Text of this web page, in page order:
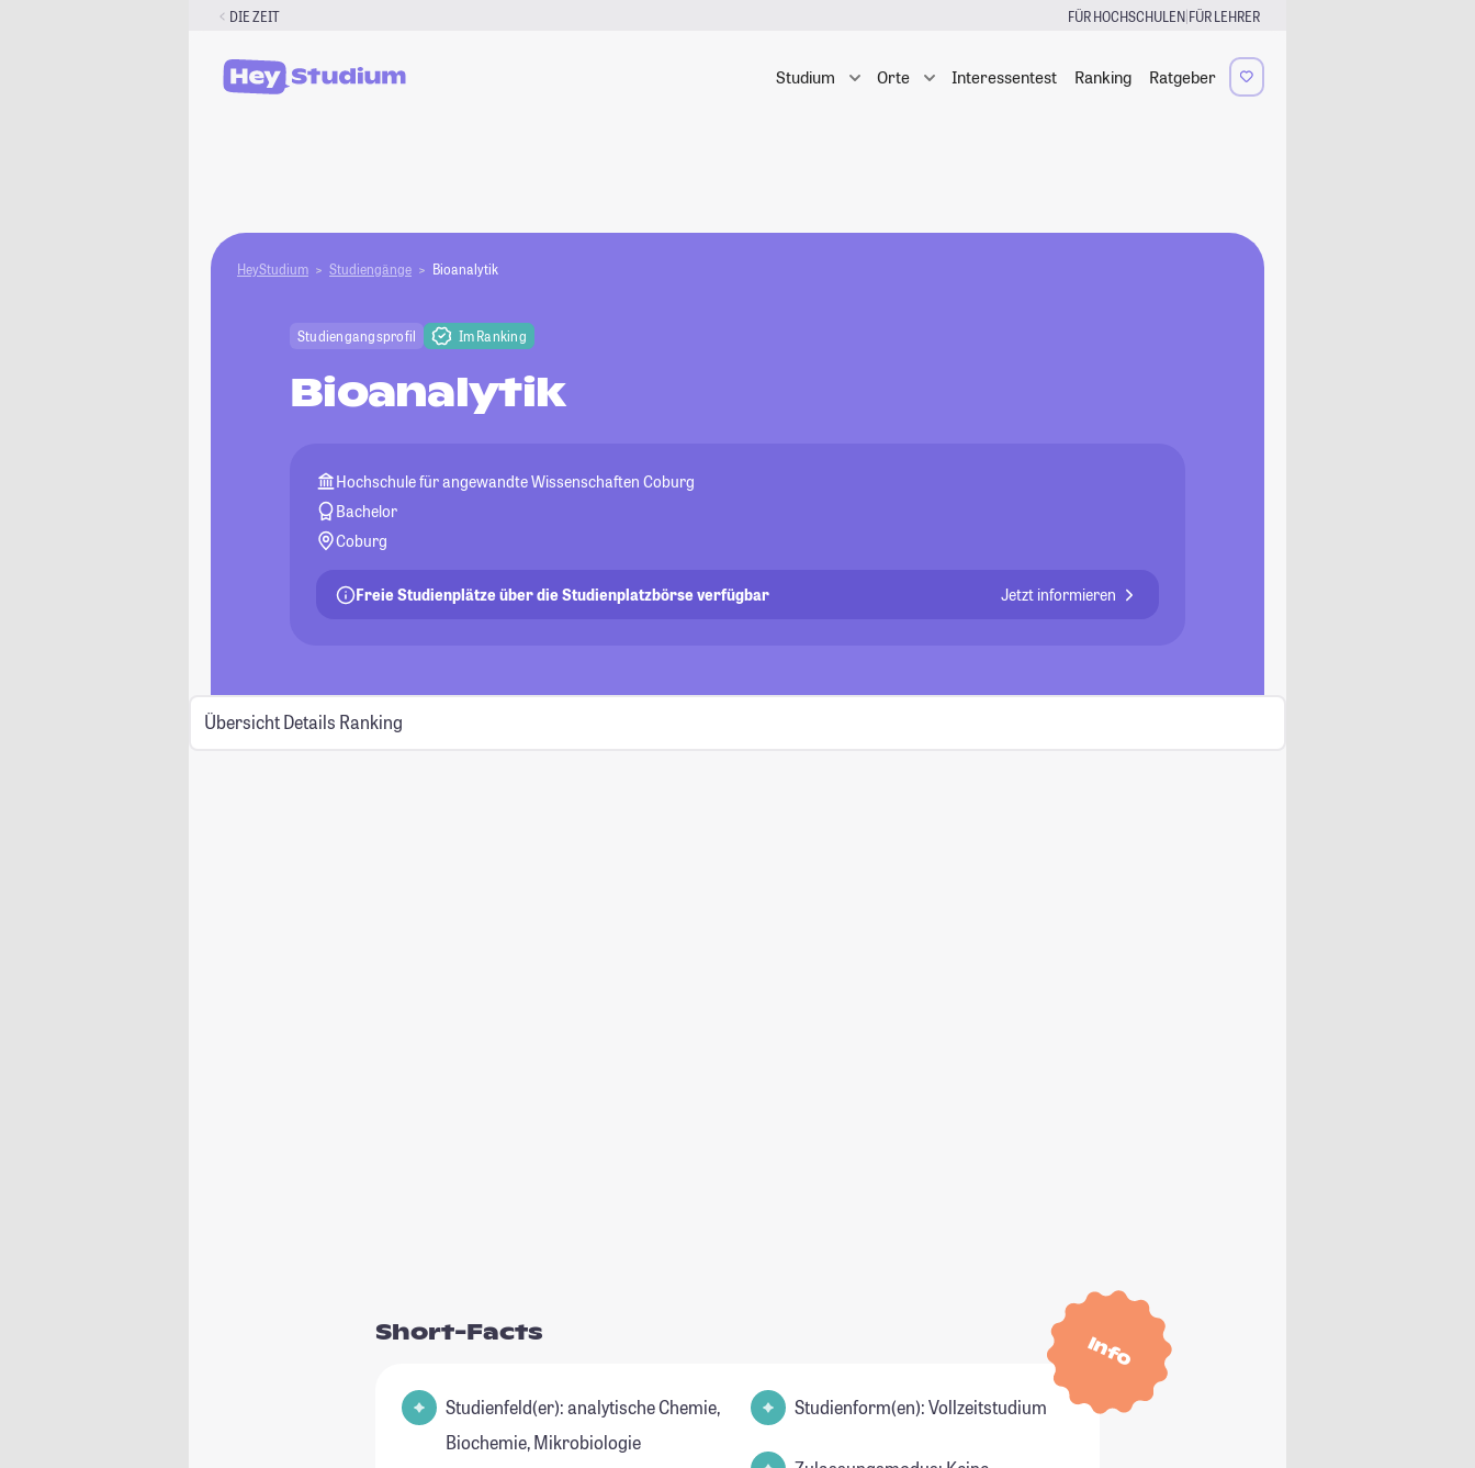
DIE ZEIT FÜR HOCHSCHULEN|FÜR LEHRER
Studium Orte Interessentest Ranking Ratgeber
HeyStudium Studiengänge Bioanalytik
Studiengangsprofil Im Ranking
Bioanalytik
Hochschule für angewandte Wissenschaften Coburg
Bachelor
Coburg
Freie Studienplätze über die Studienplatzbörse verfügbar Jetzt informieren
Übersicht Details Ranking
Info
Short-Facts
Studienfeld(er): analytische Chemie,
Biochemie, Mikrobiologie
Studienform(en): Vollzeitstudium